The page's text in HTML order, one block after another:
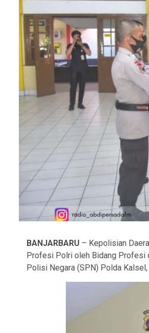
BANJARBARU – Kepolisian
Profesi Polri oleh Bidang Profesi
Polisi Negara (SPN) Polda